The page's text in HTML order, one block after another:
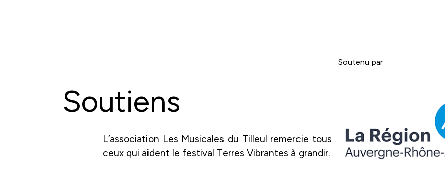
Soutiens
L’association Les Musicales du Tilleul remercie tous
ceux qui aident le festival Terres Vibrantes à grandir.
Soutenu par